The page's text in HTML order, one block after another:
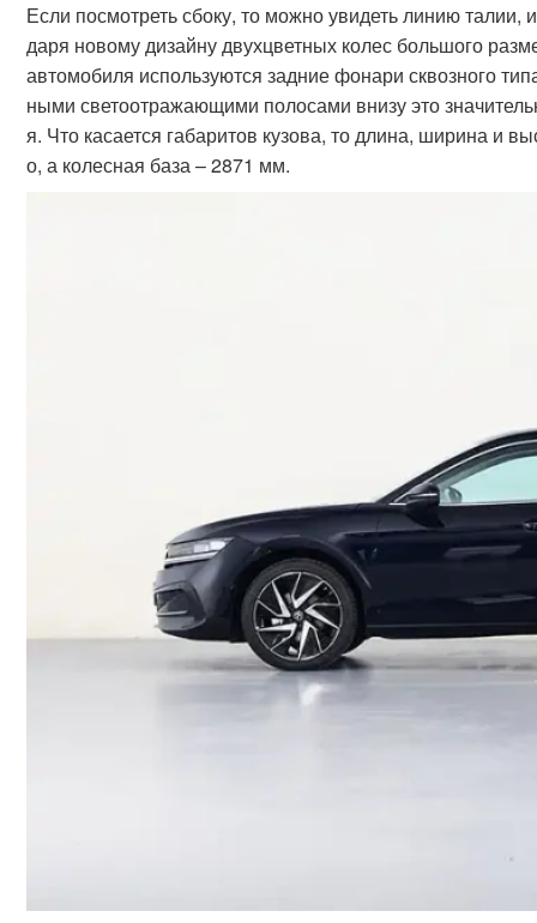
Если посмотреть сбоку, то можно увидеть линию
даря новому дизайну двухцветных колес большого
автомобиля используются задние фонари сквозного
ными светоотражающими полосами внизу это
я. Что касается габаритов кузова, то длина, ширина и
о, а колесная база – 2871 мм.